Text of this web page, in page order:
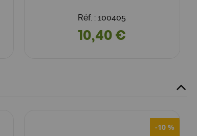
Réf. : 100405
10,40 €
-10 %